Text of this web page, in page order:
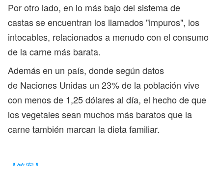
Por otro lado, en lo más bajo del sistema de
castas se encuentran los llamados "impuros", los
intocables, relacionados a menudo con el consumo
de la carne más barata.
Además en un país, donde según datos
de Naciones Unidas un 23% de la población vive
con menos de 1,25 dólares al día, el hecho de que
los vegetales sean muchos más baratos que la
carne también marcan la dieta familiar.
【答案】